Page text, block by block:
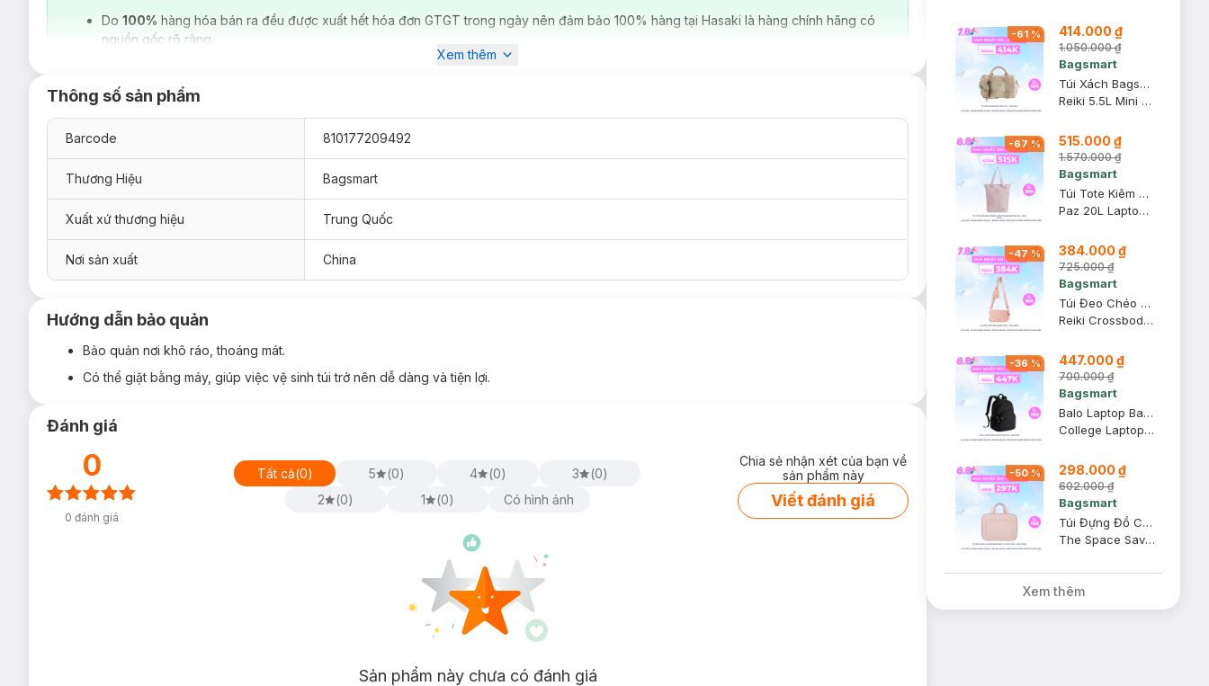
HiệnBalo Du Lịch Xách Tay Bagsmart Blast đã có mặt tại Hasakivới 2 phân loại cùng 3 màu sắc ( Đen, Be, Xanh Navy
Phiên bản Extended (có khóa kéo mở rộng dung tích):
Do 100% hàng hóa bán ra đều được xuất hết hóa đơn GTGT trong ngày nên đảm bảo 100% hàng tại Hasaki là hàng chính hãng có
nguồn gốc rõ ràng.
Xem thêm
Thông số sản phẩm
Barcode 810177209492
Thương Hiệu Bagsmart
Xuất xứ thương hiệu Trung Quốc
Nơi sản xuất China
Hướng dẫn bảo quản
Bảo quản nơi khô ráo, thoáng mát.
Có thể giặt bằng máy, giúp việc vệ sinh túi trở nên dễ dàng và tiện lợi.
Đánh giá
0
0 đánh giá
Tất cả(0) 5 (0) 4 (0) 3 (0)
2
(0) 1 (0) Có hình ảnh
Chia sẻ nhận xét của bạn về
sản phẩm này
Viết đánh giá
Sản phẩm này chưa có đánh giá
-61% 414.000 ₫
1.050.000 ₫
Bagsmart
Túi Xách Bagsmart Reiki 5.5L - Màu Kaki
Reiki 5.5L Mini Gym Duffle Bag
-67 % 515.000 ₫
1.570.000 ₫
Bagsmart
Túi Tote Kiêm Balo Đựng Laptop Bagsmart Paz 20L - Màu Hồng
Paz 20L Laptop Totepack
-47 % 384.000 ₫
725.000 ₫
Bagsmart
Túi Đeo Chéo Bagsmart Reiki - Màu Hồng
Reiki Crossbody Bag
-36 % 447.000 ₫
700.000 ₫
Bagsmart
Balo Laptop Bagsmart 15.6 Inch - Màu Đen
College Laptop Travel Backpack
-50% 298.000 ₫
602.000 ₫
Bagsmart
Túi Đựng Đồ Cá Nhân Bagsmart Có Móc Treo - Màu Hồng
The Space Saver Toiletry Bag - Medium
Xem thêm